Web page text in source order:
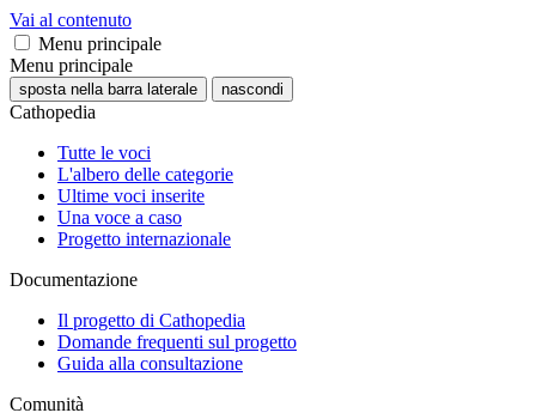
Vai al contenuto
Menu principale
Menu principale
sposta nella barra laterale nascondi
Cathopedia
Tutte le voci
L'albero delle categorie
Ultime voci inserite
Una voce a caso
Progetto internazionale
Documentazione
Il progetto di Cathopedia
Domande frequenti sul progetto
Guida alla consultazione
Comunità